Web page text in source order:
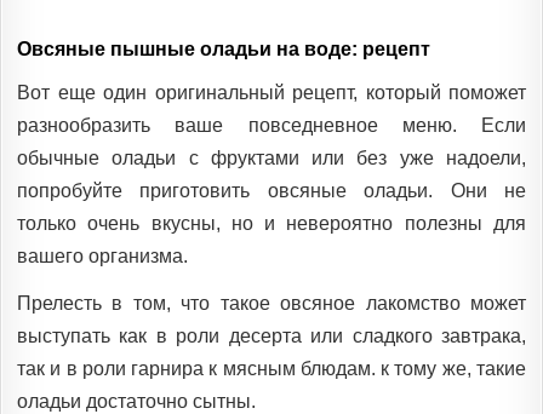
Овсяные пышные оладьи на воде: рецепт
Вот еще один оригинальный рецепт, который поможет
разнообразить ваше повседневное меню. Если
обычные оладьи с фруктами или без уже надоели,
попробуйте приготовить овсяные оладьи. Они не
только очень вкусны, но и невероятно полезны для
вашего организма.
Прелесть в том, что такое овсяное лакомство может
выступать как в роли десерта или сладкого завтрака,
так и в роли гарнира к мясным блюдам. к тому же, такие
оладьи достаточно сытны.